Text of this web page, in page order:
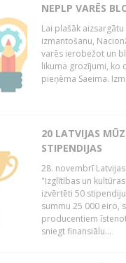
NEPLP VARĒS
Lai plašāk
izmantošanu,
varēs ierobežot un
likuma grozījumi, ko
pieņēma Saeima.
20 LATVIJAS
STIPENDIJAS
28. novembrī
"Izglītības un
izvērtēti 50
summu 25 000 eiro,
producentiem
sniegt finansiālu...